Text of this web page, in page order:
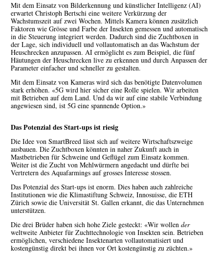
Mit dem Einsatz von Bilderkennung und künstlicher Intelligenz (AI)
erwartet Christoph Bertschi eine weitere Verkürzung der
Wachstumszeit auf zwei Wochen. Mittels Kamera können zusätzlich
Faktoren wie Grösse und Farbe der Insekten gemessen und automatisch
in die Steuerung integriert werden. Dadurch sind die Zuchtboxen in
der Lage, sich individuell und vollautomatisch an das Wachstum der
Heuschrecken anzupassen. AI ermöglicht es zum Beispiel, die fünf
Häutungen der Heuschrecken live zu erkennen und durch Anpassen der
Parameter einfacher und schneller zu gestalten.
Mit dem Einsatz von Kameras wird sich das benötigte Datenvolumen
stark erhöhen. «5G wird hier sicher eine Rolle spielen. Wir arbeiten
mit Betrieben auf dem Land. Und da wir auf eine stabile Verbindung
angewiesen sind, ist 5G eine spannende Option.»
Das Potenzial des Start-ups ist riesig
Die Idee von SmartBreed lässt sich auf weitere Wirtschaftszweige
ausbauen. Die Zuchtboxen könnten in naher Zukunft auch in
Mastbetrieben für Schweine und Geflügel zum Einsatz kommen.
Weiter ist die Zucht von Mehlwürmern angedacht und dürfte bei
Vertretern des Aquafarmings auf grosses Interesse stossen.
Das Potenzial des Start-ups ist enorm. Dies haben auch zahlreiche
Institutionen wie die Klimastiftung Schweiz, Innosuisse, die ETH
Zürich sowie die Universität St. Gallen erkannt, die das Unternehmen
unterstützen.
Die drei Brüder haben sich hohe Ziele gesteckt: «Wir wollender
weltweite Anbieter für Zuchttechnologie von Insekten sein. Betrieben
ermöglichen, verschiedene Insektenarten vollautomatisiert und
kostengünstig direkt bei ihnen vor Ort kostengünstig zu züchten.»